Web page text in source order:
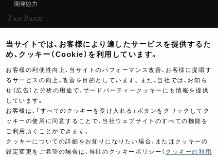
開発協力
Fan Page
ヨシムラTV
イベント情報
イベントスケジュール
ツーリングブレイクタイム
製品ポスター
当サイトでは、お客様により適したサービスを提供するた
め、クッキー（Cookie）を利用しています。
お客様の利便性向上、当サイトのパフォーマンス改善、お客様に提唱す
るサービスの向上、改善を目的としています。また、当社では、お知ら
せ（広告）と分析の用途で、サードパーティークッキーにも情報を提供
しています。
お客様は、「すべてのクッキーを受け入れる」ボタンをクリックしてク
ッキーの使用に同意することで、当社ウェブサイトのすべての機能を
ご利用頂くことができます。
クッキーについての詳細をお知りになりたい場合、またはクッキーの
設定変更をご希望の場合は、当社のクッキーポリシー（ クッキーの利用